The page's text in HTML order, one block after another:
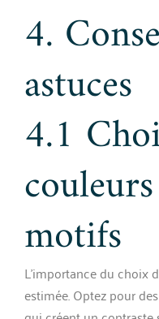
4.
astuces
4.1
motifs
L’importance du choix
estimée. Optez pour